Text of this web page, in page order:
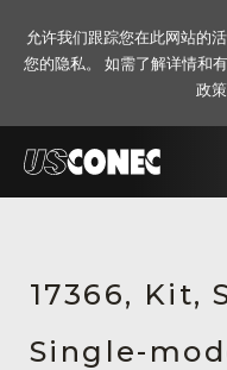
17366, Kit,
Single-
允许我们跟踪您在此网站的
您的隐私。 如需了解详情和
政策